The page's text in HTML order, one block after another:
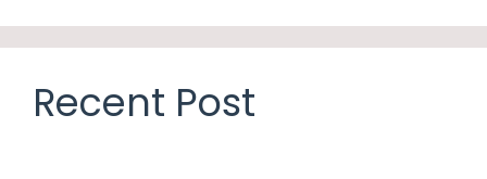
Recent Post